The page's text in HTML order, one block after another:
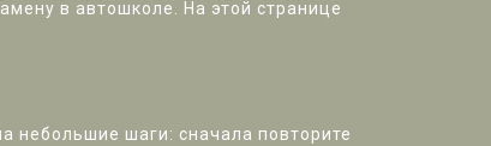
в автошколе. На этой странице
небольшие шаги: сначала повторите